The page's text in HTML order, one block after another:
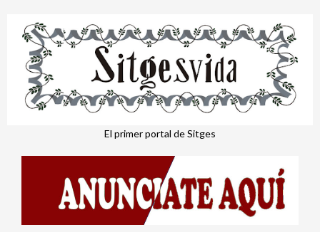
contenido
El primer portal de Sitges